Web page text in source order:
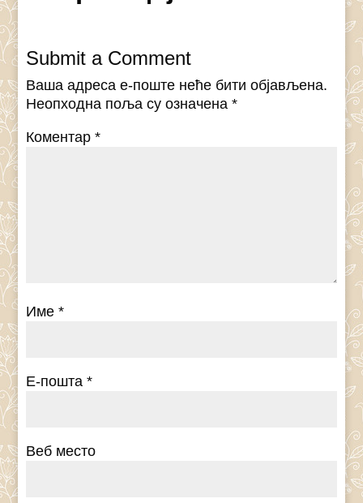
Submit a Comment
Ваша адреса е-поште неће бити објављена.
Неопходна поља су означена*
Коментар*
Име*
Е-пошта*
Веб место